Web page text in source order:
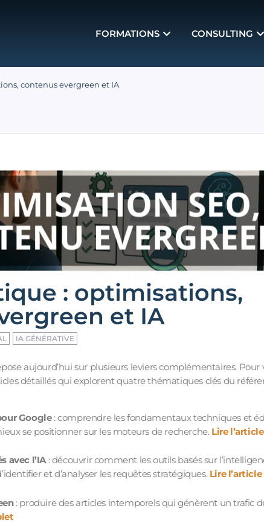
FORMATIONS CONSULTING
contenus evergreen et IA
: optimisations,
et IA
IA GÉNÉRATIVE
aujourd’hui sur plusieurs leviers complémentaires. Pour
détaillés qui explorent quatre thématiques clés du
Google: comprendre les fondamentaux techniques et
se positionner sur les moteurs de recherche. Lire
avec l’IA: découvrir comment les outils basés sur
et d’analyser les requêtes stratégiques. Lire
: produire des articles intemporels qui génèrent un trafic